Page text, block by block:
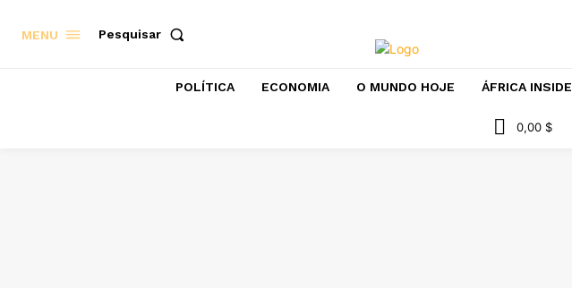
MENU Pesquisar
POLÍTICA ECONOMIA O MUNDO HOJE ÁFRICA INSIDE
0,00 $